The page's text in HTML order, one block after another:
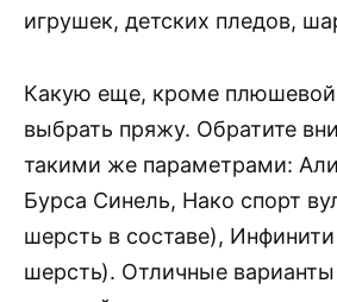
игрушек, детских пледов,
Какую еще, кроме
выбрать пряжу. Обратите
такими же параметрами:
Бурса Синель, Нако спорт
шерсть в составе),
шерсть). Отличные варианты